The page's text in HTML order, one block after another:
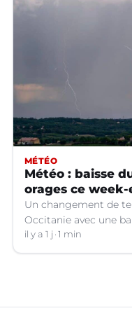
MÉTÉO
Météo : baisse
orages ce
Un changement de
Occitanie avec une
d'orages dans
il y a 1 j 1 min